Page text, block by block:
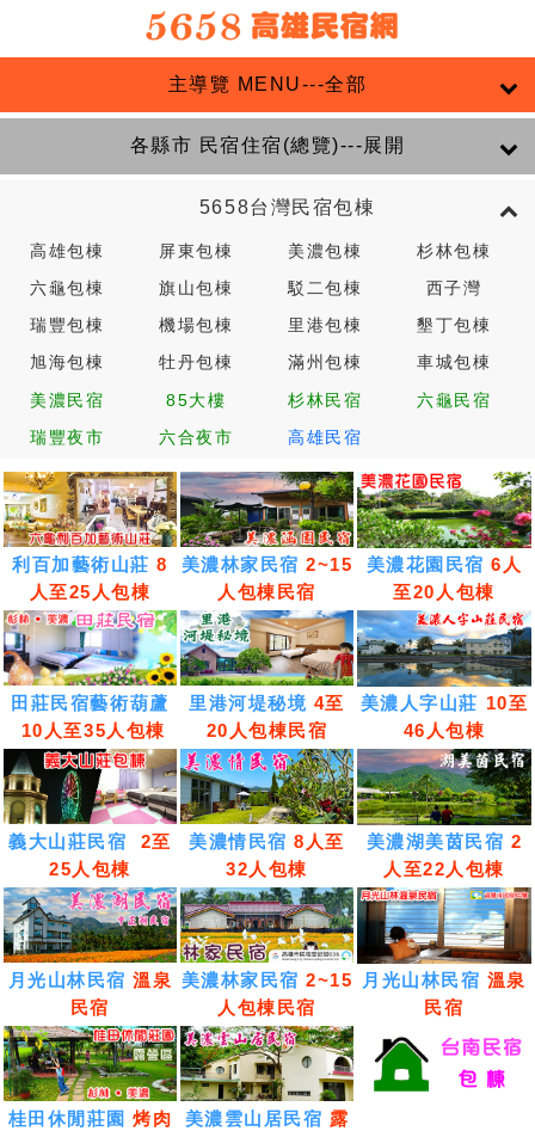
主導覽 MENU---全部
各縣市 民宿住宿(總覽)---展開
5658台灣民宿包棟
高雄包棟 屏東包棟 美濃包棟 杉林包棟
六龜包棟 旗山包棟 駁二包棟 西子灣
瑞豐包棟 機場包棟 里港包棟 墾丁包棟
旭海包棟 牡丹包棟 滿州包棟 車城包棟
美濃民宿 85大樓 杉林民宿 六龜民宿
瑞豐夜市 六合夜市 高雄民宿
利百加藝術山莊 8
人至25人包棟
美濃林家民宿 2~15
人包棟民宿
美濃花園民宿 6人
至20人包棟
田莊民宿藝術葫蘆
10人至35人包棟
里港河堤秘境 4至
20人包棟民宿
美濃人字山莊 10至
46人包棟
義大山莊民宿
2至
25人包棟
美濃情民宿 8人至
32人包棟
美濃湖美茵民宿 2
人至22人包棟
月光山林民宿 溫泉
民宿
美濃林家民宿 2~15
人包棟民宿
月光山林民宿 溫泉
民宿
桂田休閒莊園 烤肉
美濃雲山居民宿 露